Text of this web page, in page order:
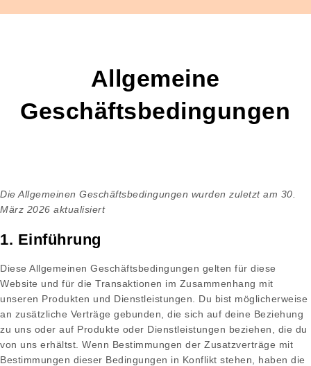
Allgemeine
Geschäftsbedingungen
Die Allgemeinen Geschäftsbedingungen wurden zuletzt am 30.
März 2026 aktualisiert
1. Einführung
Diese Allgemeinen Geschäftsbedingungen gelten für diese
Website und für die Transaktionen im Zusammenhang mit
unseren Produkten und Dienstleistungen. Du bist möglicherweise
an zusätzliche Verträge gebunden, die sich auf deine Beziehung
zu uns oder auf Produkte oder Dienstleistungen beziehen, die du
von uns erhältst. Wenn Bestimmungen der Zusatzverträge mit
Bestimmungen dieser Bedingungen in Konflikt stehen, haben die